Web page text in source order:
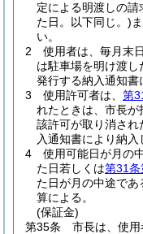
定による明渡しの
た日。以下同じ。)
い。
2
使用者は、毎月末日
は駐車場を明け渡し
発行する納入通知書
3
使用許可者は、 第
れたときは、市長が
該許可が取り消され
入通知書により納入
4
使用可能日が月の
た日若しくは第31
た日が月の中途で
算による。
(保証金)
第35条
市長は、使